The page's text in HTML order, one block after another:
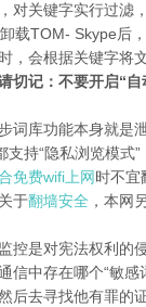
对关键字实行过滤
载TOM- Skype后
，会根据关键字将
切记：不要开启“
词库功能本身就是
持“隐私浏览模式
免费wifi上网时不宜
于翻墙安全 ，本网
控是对宪法权利的
信中存在哪个“敏
后去寻找他有罪的